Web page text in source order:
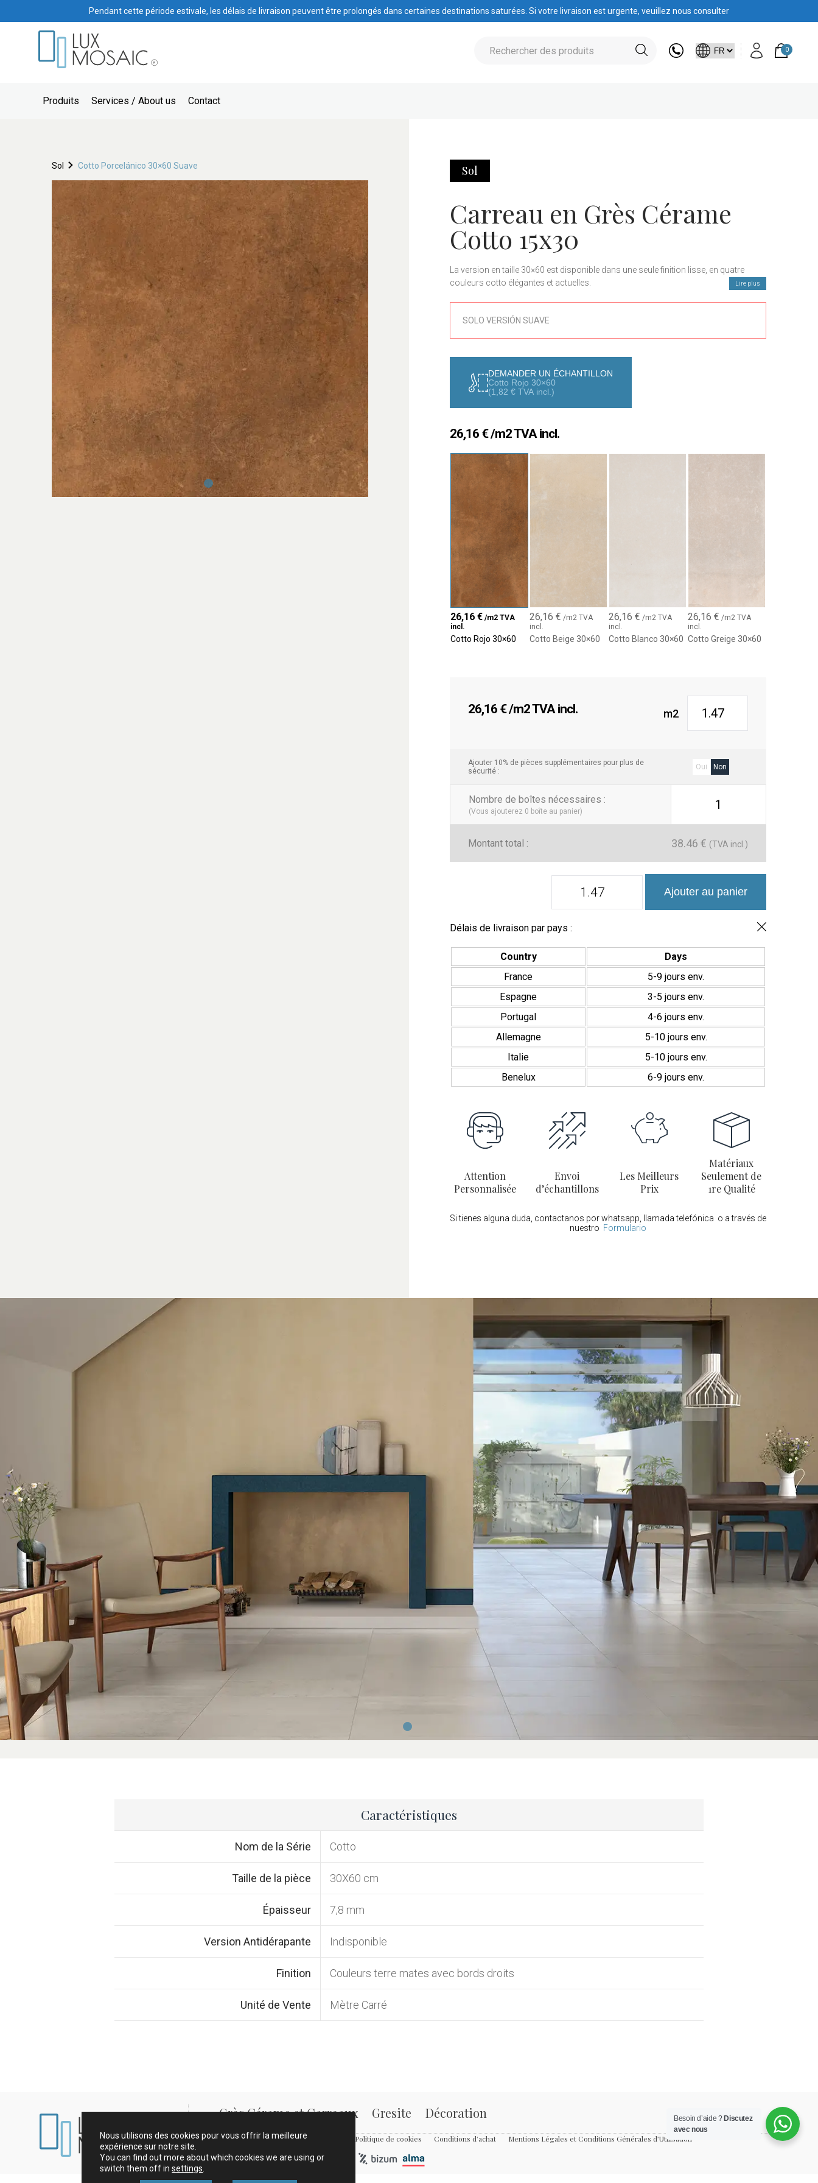
Pendant cette période estivale, les délais de livraison peuvent être prolongés dans certaines destinations saturées. Si votre livraison est urgente, veuillez nous consulter
0
Produits Services / About us Contact
Sol Cotto Porcelánico 30×60 Suave Sol
Carreau en Grès Cérame
Cotto 15x30
La version en taille 30×60 est disponible dans une seule finition lisse, en quatre
couleurs cotto élégantes et actuelles.
naturelles et terreuses dans des tons soigneusement sélectionnés et modernes.
Lire plus
SOLO VERSIÓN SUAVE
DEMANDER UN ÉCHANTILLON
Cotto Rojo 30×60
(1,82€ TVA incl.)
26,16 €/m2 TVA incl.
26,16€ /m2 TVA
incl.
Cotto Rojo 30×60
26,16€ /m2 TVA
incl.
Cotto Beige 30×60
26,16€ /m2 TVA
incl.
Cotto Blanco 30×60
26,16€ /m2 TVA
incl.
Cotto Greige 30×60
26,16 €/m2 TVA incl. m2
Ajouter 10% de pièces supplémentaires pour plus de
sécurité :
Oui Non
Nombre de boîtes nécessaires :
(Vous ajouterez 0 boîte au panier) 1
Montant total : 38.46 € (TVA incl.)
30x60
Ajouter au panier
Délais de livraison par pays :
Country
Days
France
5-9 jours env.
Espagne
3-5 jours env.
Portugal
4-6 jours env.
Allemagne
5-10 jours env.
Italie
5-10 jours env.
Benelux
6-9 jours env.
Attention
Personnalisée
Envoi
d’échantillons
Les Meilleurs
Prix
Matériaux
Seulement de
1re Qualité
Si tienes alguna duda, contactanos por whatsapp, llamada telefónica o a través de
nuestro Formulario
Caractéristiques
Nom de la Série Cotto
Taille de la pièce 30X60 cm
Épaisseur 7,8 mm
Version Antidérapante Indisponible
Finition Couleurs terre mates avec bords droits
Unité de Vente Mètre Carré
Grès Cérame et Carreaux Gresite Décoration
Politique de Retours et d’Annulations Politique de cookies Conditions d’achat Mentions Légales et Conditions Générales d’Utilisation
Nous utilisons des cookies pour vous offrir la meilleure
expérience sur notre site.
You can find out more about which cookies we are using or
switch them off insettings
Besoin d’aide ? Discutez
avec nous